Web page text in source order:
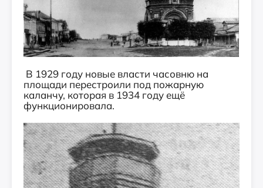
В 1929 году новые власти часовню на
площади перестроили под пожарную
каланчу, которая в 1934 году ещё
функционировала.